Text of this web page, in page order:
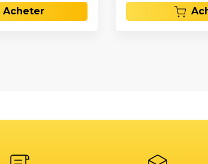
Acheter